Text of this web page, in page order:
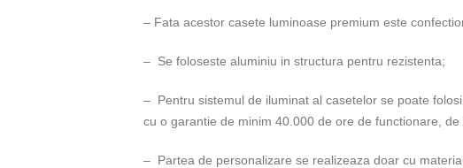
– Fata acestor casete luminoase premium este
– Se foloseste aluminiu in structura pentru rezistenta;
– Pentru sistemul de iluminat al casetelor se poate
cu o garantie de minim 40.000 de ore de functionare, de
– Partea de personalizare se realizeaza doar cu